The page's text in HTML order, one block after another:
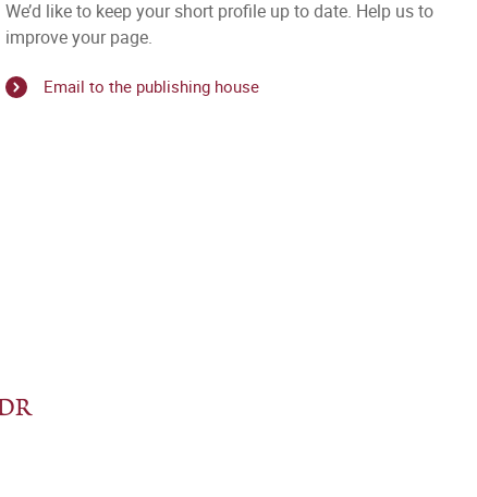
We’d like to keep your short profile up to date. Help us to
improve your page.
Email to the publishing house